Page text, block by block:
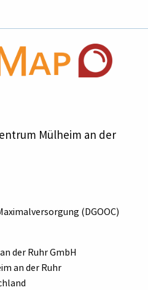
Mülheim an der
(DGOOC)
der Ruhr GmbH
an der Ruhr